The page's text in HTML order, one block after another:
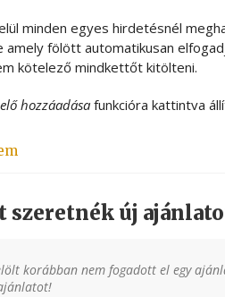
minden egyes hirdetésnél
amely fölött automatikusan
kötelező mindkettőt kitölteni.
hozzáadása funkcióra kattintva
szeretnék új
korábban nem fogadott el egy